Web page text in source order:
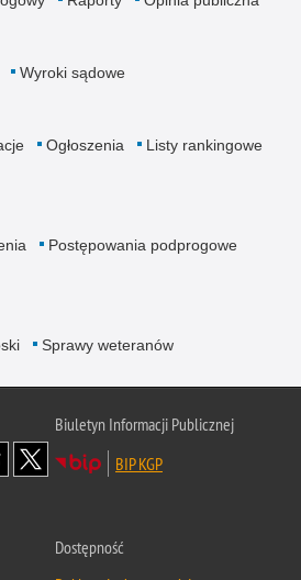
Wyroki sądowe
Ogłoszenia
Listy rankingowe
Postępowania podprogowe
Sprawy weteranów
Biuletyn Informacji Publicznej
BIP KGP
Dostępność